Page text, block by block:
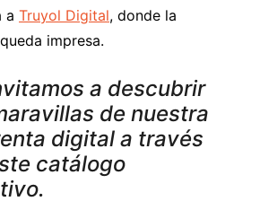
a Truyol Digital, donde la
impresa.
a descubrir
de nuestra
digital a través
catálogo